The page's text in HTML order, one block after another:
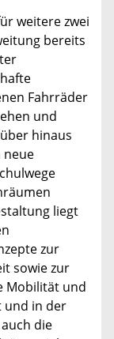
weitere zwei
bereits
Fahrräder
und
hinaus
neue
liegt
zur
sowie zur
Mobilität und
und in der
die